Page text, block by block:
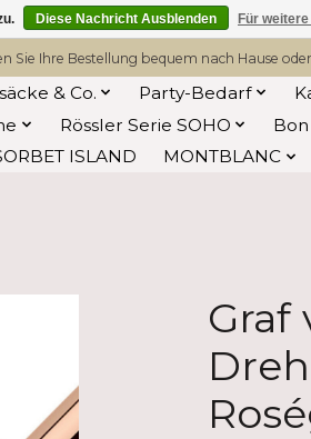
Ihre Bestellung bequem nach Hause
& Co. Party-Bedarf
Rössler Serie SOHO Bon
ISLAND MONTBLANC
Graf
Diese Nachricht Ausblenden Für